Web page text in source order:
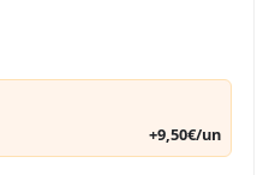
+9,50€/un